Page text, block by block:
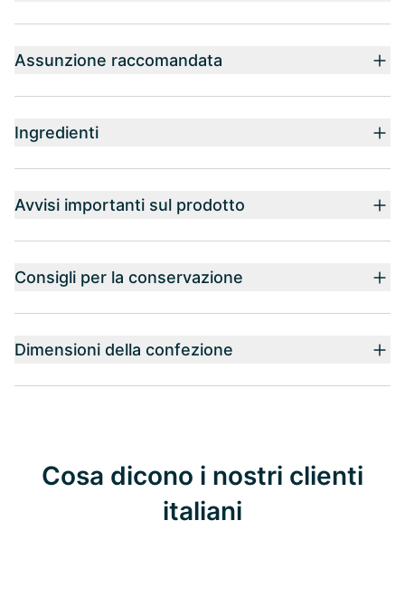
Assunzione raccomandata
Ingredienti
Avvisi importanti sul prodotto
Consigli per la conservazione
Dimensioni della confezione
Cosa dicono i nostri clienti
italiani